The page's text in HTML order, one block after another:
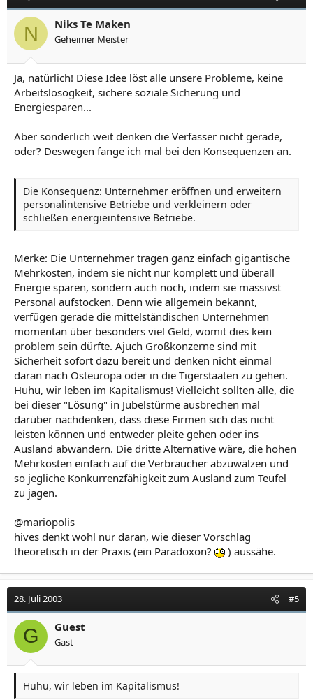
N Niks Te Maken
Geheimer Meister
Ja, natürlich! Diese Idee löst alle unsere Probleme, keine
Arbeitslosogkeit, sichere soziale Sicherung und
Energiesparen...
Aber sonderlich weit denken die Verfasser nicht gerade,
oder? Deswegen fange ich mal bei den Konsequenzen an.
Die Konsequenz: Unternehmer eröffnen und erweitern
personalintensive Betriebe und verkleinern oder
schließen energieintensive Betriebe.
Merke: Die Unternehmer tragen ganz einfach gigantische
Mehrkosten, indem sie nicht nur komplett und überall
Energie sparen, sondern auch noch, indem sie massivst
Personal aufstocken. Denn wie allgemein bekannt,
verfügen gerade die mittelständischen Unternehmen
momentan über besonders viel Geld, womit dies kein
problem sein dürfte. Ajuch Großkonzerne sind mit
Sicherheit sofort dazu bereit und denken nicht einmal
daran nach Osteuropa oder in die Tigerstaaten zu gehen.
Huhu, wir leben im Kapitalismus! Vielleicht sollten alle, die
bei dieser "Lösung" in Jubelstürme ausbrechen mal
darüber nachdenken, dass diese Firmen sich das nicht
leisten können und entweder pleite gehen oder ins
Ausland abwandern. Die dritte Alternative wäre, die hohen
Mehrkosten einfach auf die Verbraucher abzuwälzen und
so jegliche Konkurrenzfähigkeit zum Ausland zum Teufel
zu jagen.
@mariopolis
hives denkt wohl nur daran, wie dieser Vorschlag
theoretisch in der Praxis (ein Paradoxon?
) aussähe.
28. Juli 2003 #5
G Guest
Gast
Huhu, wir leben im Kapitalismus!